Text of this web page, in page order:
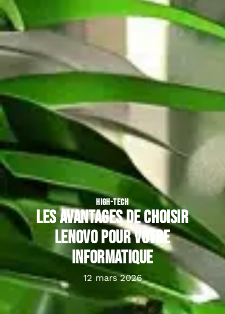
HIGH-TECH
Les avantages de choisir
Lenovo pour votre
informatique
12 mars 2026